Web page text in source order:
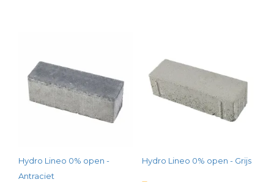
Hydro Lineo 0% open -
Antraciet
Hydro Lineo 0% open - Grijs